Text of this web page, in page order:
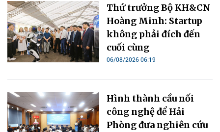
Thứ trưởng Bộ KH&CN
Hoàng Minh: Startup
không phải đích đến
cuối cùng
06/08/2026 06:19
Hình thành cầu nối
công nghệ để Hải
Phòng đưa nghiên cứu